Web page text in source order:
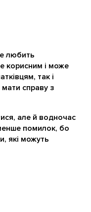
любить
корисним і може
так і
справу з
але й водночас
помилок, бо
які можуть